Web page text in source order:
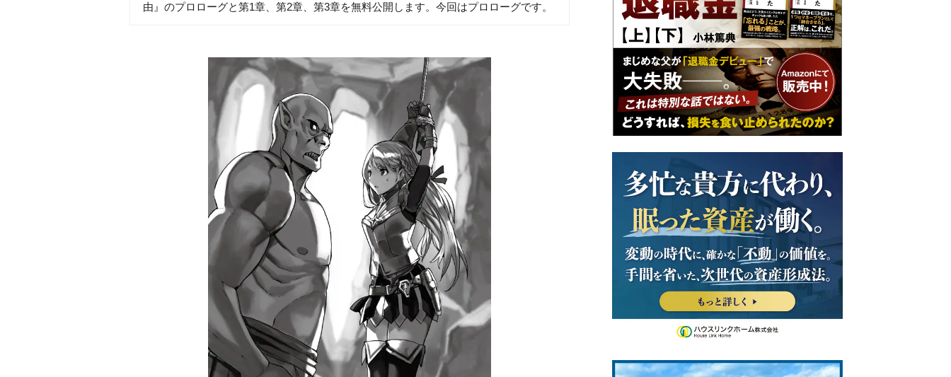
由』のプロローグと第1章、第2章、第3章を無料公開します。今回はプロローグです。